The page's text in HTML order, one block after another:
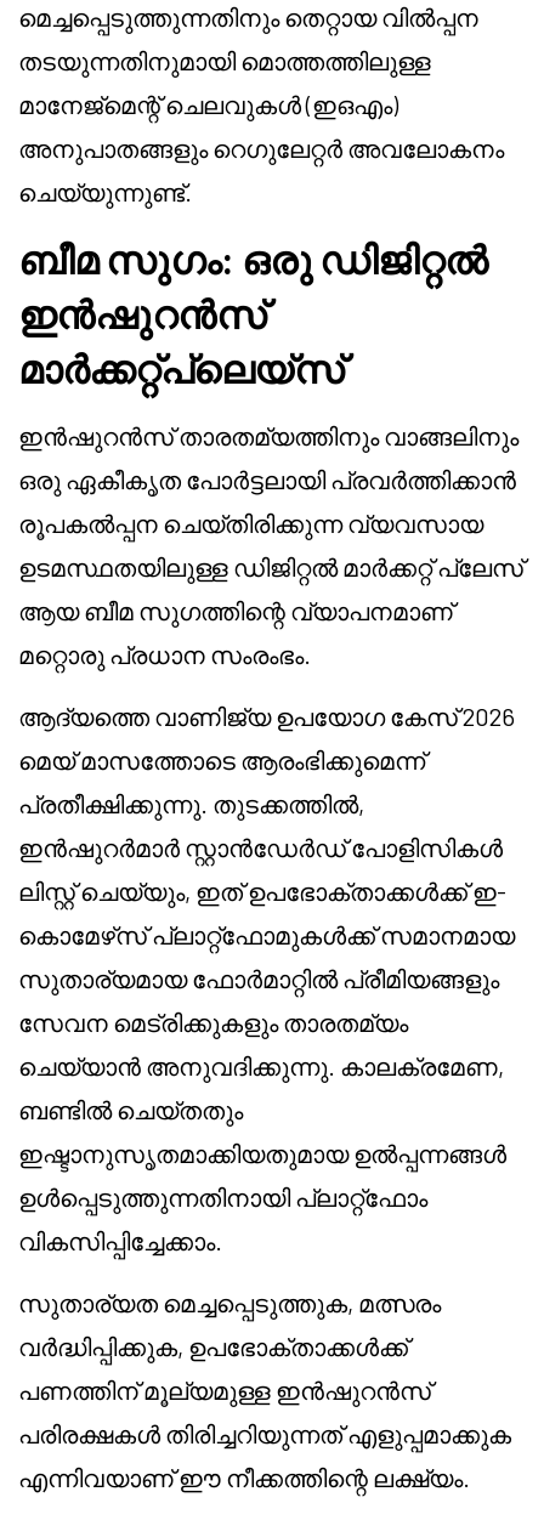
മെച്ചപ്പെടുത്തുന്നതിനും തെറ്റായ വിൽപ്പന
തടയുന്നതിനുമായി മൊത്തത്തിലുള്ള
മാനേജ്‌മെന്റ് ചെലവുകൾ (ഇഒഎം)
അനുപാതങ്ങളും റെഗുലേറ്റർ അവലോകനം
ചെയ്യുന്നുണ്ട്.
ബീമ സുഗം: ഒരു ഡിജിറ്റൽ
ഇൻഷുറൻസ്
മാർക്കറ്റ്പ്ലെയ്സ്
ഇൻഷുറൻസ് താരതമ്യത്തിനും വാങ്ങലിനും
ഒരു ഏകീകൃത പോർട്ടലായി പ്രവർത്തിക്കാൻ
രൂപകൽപ്പന ചെയ്‌തിരിക്കുന്ന വ്യവസായ
ഉടമസ്ഥതയിലുള്ള ഡിജിറ്റൽ മാർക്കറ്റ് പ്ലേസ്
ആയ ബീമ സുഗത്തിന്റെ വ്യാപനമാണ്
മറ്റൊരു പ്രധാന സംരംഭം.
ആദ്യത്തെ വാണിജ്യ ഉപയോഗ കേസ് 2026
മെയ് മാസത്തോടെ ആരംഭിക്കുമെന്ന്
പ്രതീക്ഷിക്കുന്നു. തുടക്കത്തിൽ,
ഇൻഷുറർമാർ സ്റ്റാൻഡേർഡ് പോളിസികൾ
ലിസ്റ്റ് ചെയ്യും, ഇത് ഉപഭോക്താക്കൾക്ക് ഇ-
കൊമേഴ്‌സ് പ്ലാറ്റ്‌ഫോമുകൾക്ക് സമാനമായ
സുതാര്യമായ ഫോർമാറ്റിൽ പ്രീമിയങ്ങളും
സേവന മെട്രിക്കുകളും താരതമ്യം
ചെയ്യാൻ അനുവദിക്കുന്നു. കാലക്രമേണ,
ബണ്ടിൽ ചെയ്‌തതും
ഇഷ്ടാനുസൃതമാക്കിയതുമായ ഉൽപ്പന്നങ്ങൾ
ഉൾപ്പെടുത്തുന്നതിനായി പ്ലാറ്റ്‌ഫോം
വികസിപ്പിച്ചേക്കാം.
സുതാര്യത മെച്ചപ്പെടുത്തുക, മത്സരം
വർദ്ധിപ്പിക്കുക, ഉപഭോക്താക്കൾക്ക്
പണത്തിന് മൂല്യമുള്ള ഇൻഷുറൻസ്
പരിരക്ഷകൾ തിരിച്ചറിയുന്നത് എളുപ്പമാക്കുക
എന്നിവയാണ് ഈ നീക്കത്തിന്റെ ലക്ഷ്യം.